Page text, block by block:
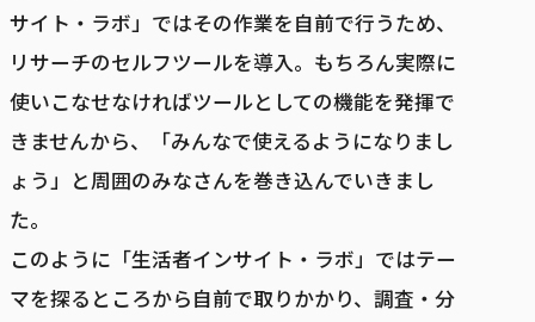
サイト・ラボ」ではその作業を自前で行うため、
リサーチのセルフツールを導入。もちろん実際に
使いこなせなければツールとしての機能を発揮で
きませんから、「みんなで使えるようになりまし
ょう」と周囲のみなさんを巻き込んでいきまし
た。
このように「生活者インサイト・ラボ」ではテー
マを探るところから自前で取りかかり、調査・分